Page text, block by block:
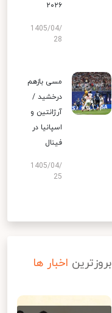
۲۰۲۶
1405/04/
28
مسی بازهم
درخشید /
آرژانتین و
اسپانیا در
فینال
1405/04/
25
بروزترین اخبار ها